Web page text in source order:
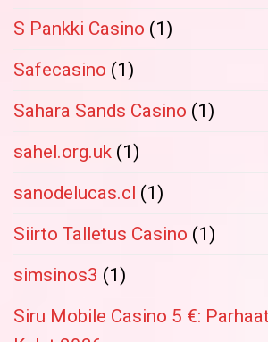
S Pankki Casino (1)
Safecasino (1)
Sahara Sands Casino (1)
sahel.org.uk (1)
sanodelucas.cl (1)
Siirto Talletus Casino (1)
simsinos3 (1)
Siru Mobile Casino 5 €: